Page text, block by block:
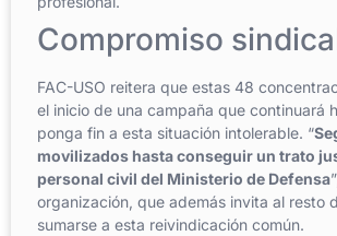
Compromiso
FAC-USO reitera que estas 48
el inicio de una campaña que continuará
ponga fin a esta situación intolerable. “
movilizados hasta conseguir un trato
personal civil del Ministerio de Defensa
organización, que además invita al resto
sumarse a esta reivindicación común.